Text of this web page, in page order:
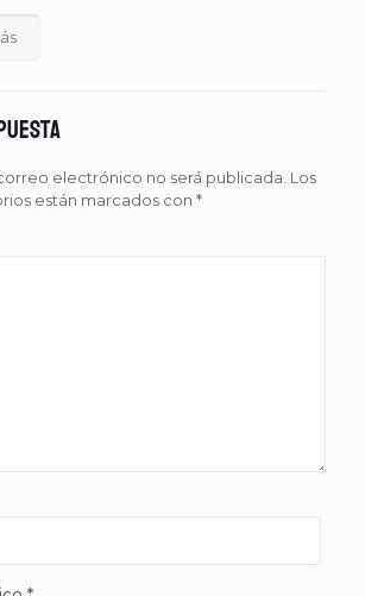
electrónico no será publicada. Los
están marcados con *